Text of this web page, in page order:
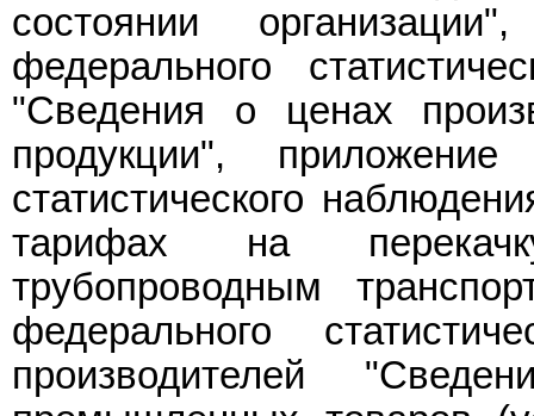
состоянии
федерального
"Сведения о ценах
продукции",
статистического
тарифах на
трубопроводным
федерального
производителей